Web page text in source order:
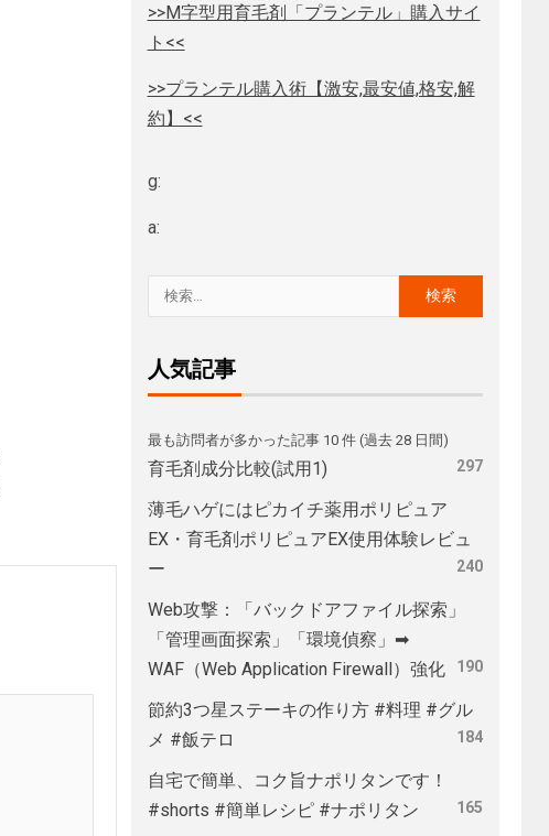
>>M字型用育毛剤「プランテル」購入サイ
ト<<
>>プランテル購入術【激安,最安値,格安,解
約】<<
g:
a:
人気記事
最も訪問者が多かった記事 10 件 (過去 28 日間)
育毛剤成分比較(試用1) 297
薄毛ハゲにはピカイチ薬用ポリピュア
EX・育毛剤ポリピュアEX使用体験レビュ
ー
240
Web攻撃：「バックドアファイル探索」
「管理画面探索」「環境偵察」➡
WAF（Web Application Firewall）強化
190
節約3つ星ステーキの作り方 #料理 #グル
メ #飯テロ
184
自宅で簡単、コク旨ナポリタンです！
#shorts #簡単レシピ #ナポリタン
165